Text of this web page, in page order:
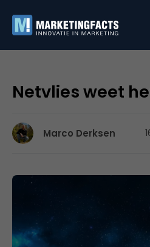
Netvlies weet
Marco Derksen